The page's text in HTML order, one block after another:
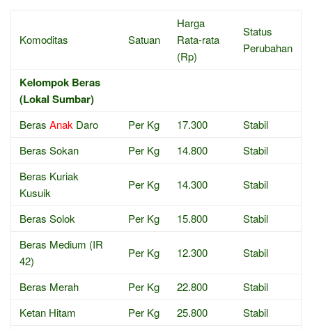
Komoditas Satuan
Harga
Rata-rata
(Rp)
Status
Perubahan
Kelompok Beras
(Lokal Sumbar)
Beras Anak Daro Per Kg 17.300
Stabil
Beras Sokan
Per Kg 14.800
Stabil
Beras Kuriak
Kusuik
Per Kg 14.300 Stabil
Beras Solok Per Kg 15.800
Stabil
Beras Medium (IR
42)
Per Kg 12.300 Stabil
Beras Merah Per Kg 22.800
Stabil
Ketan Hitam
Per Kg 25.800 Stabil